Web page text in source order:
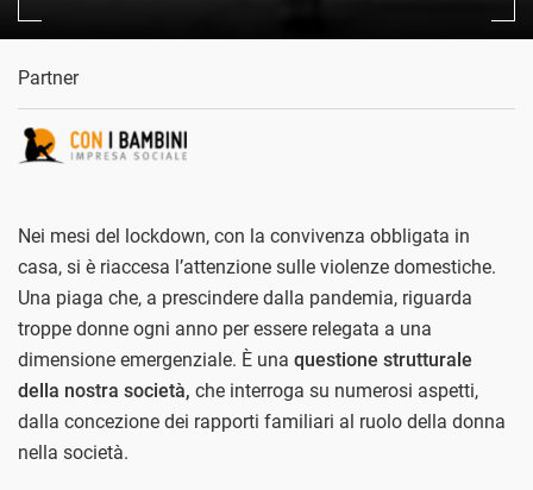
Partner
Nei mesi del lockdown, con la convivenza obbligata in
casa, si è riaccesa l’attenzione sulle violenze domestiche.
Una piaga che, a prescindere dalla pandemia, riguarda
troppe donne ogni anno per essere relegata a una
dimensione emergenziale. È una questione strutturale
della nostra società, che interroga su numerosi aspetti,
dalla concezione dei rapporti familiari al ruolo della donna
nella società.